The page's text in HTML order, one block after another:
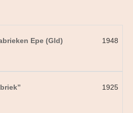
Epe (Gld) 1948
1925